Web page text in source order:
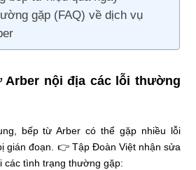
gặp (FAQ) về dịch vụ
Arber nội địa các lỗi thường
bếp từ Arber có thể gặp nhiều lỗi
gián đoạn. 👉 Tập Đoàn Việt nhận sửa
các tình trạng thường gặp: